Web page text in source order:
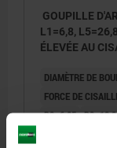
GOUPILLE
L1=6,8,
ÉLEVÉE AU
DIAMÈTRE DE
FORCE DE
D2=6,85 D3=13,2